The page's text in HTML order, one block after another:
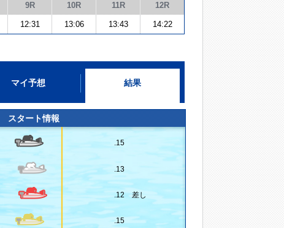
9R 10R 11R 12R
12:31 13:06 13:43 14:22
マイ予想 結果
スタート情報
.15
.13
.12 差し
.15